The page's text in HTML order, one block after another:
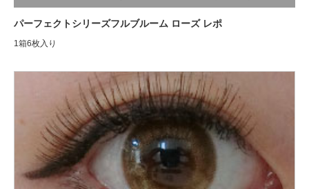
レポ,高発色・コスプレ用
パーフェクトシリーズフルブルーム ローズ レポ
1箱6枚入り